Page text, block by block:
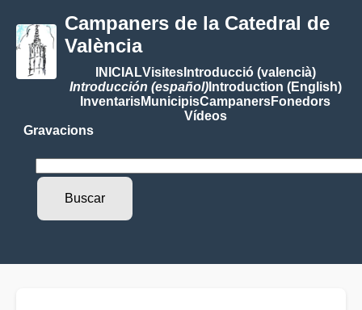
Campaners de la Catedral de
València
INICIALVisitesIntroducció (valencià)
Introducción (español)Introduction (English)
InventarisMunicipisCampanersFonedors
Vídeos
Gravacions